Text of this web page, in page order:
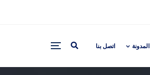
المدونة اتصل بنا